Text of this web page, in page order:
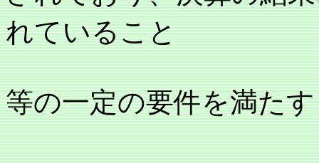
れていること
等の一定の要件を満た